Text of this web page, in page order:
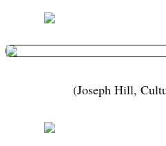
(Joseph Hill,